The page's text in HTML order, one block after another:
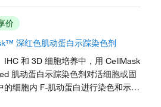
价
深红色肌动蛋白示踪染色剂
IHC 和 3D 细胞培养中，用 CellMask
肌动蛋白示踪染色剂对活细胞或固
的细胞内 F-肌动蛋白进行染色和示